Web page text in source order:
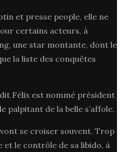
et presse people, elle ne
certains acteurs, à
une star montante, dont le
la liste des conquêtes
Félix est nommé président
palpitant de la belle s’affole.
se croiser souvent. Trop
et le contrôle de sa libido, à